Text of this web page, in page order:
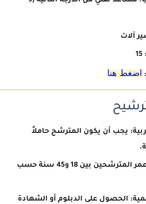
آلات
اضغط هنا
يجب أن يكون المترشح حاملاً
السن: يتراوح عمر المترشحين بين 18 و45 سنة حسب
الحصول على الدبلوم أو الشهادة